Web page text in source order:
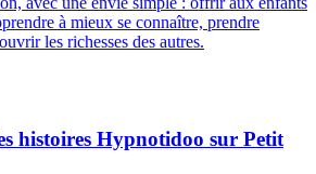
à mieux se connaître, prendre
les richesses des autres.
histoires Hypnotidoo sur Petit